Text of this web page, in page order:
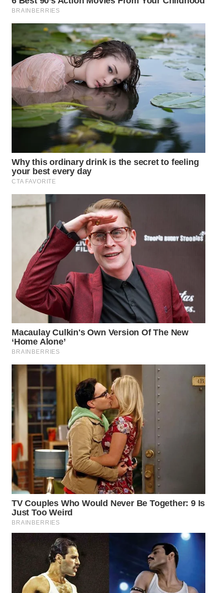
PRIANGAN
TIMUR
WN
SEMARANG
SOLO
BOROBUDUR
WN
MADURA
WN
SURABAYA
NATUNA
WN
BINTAN
WN
LIKUPANG
WN
LABUANBAJO
WN
BORNEO
Wahana
Media
Group
WAHANA
NEWS
WAHANA
TANI
WAHANA
ADVOKAT